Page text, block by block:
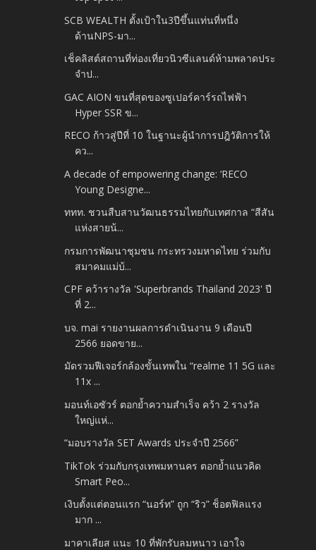
SCB WEALTH ตั้งเป้าใน3ปีขึ้นแท่นที่หนึ่ง
ด้านNPS-มา...
เช็คลิสต์สถานที่ท่องเที่ยวนิวซีแลนด์ห้ามพลาดประ
จำป...
GAC AION ขนที่สุดของซูเปอร์คาร์รถไฟฟ้า
Hyper SSR ข...
RECO ก้าวสู่ปีที่ 10 ในฐานะผู้นำการปฎิวัติการให้
คว...
A decade of empowering change: ‘RECO
Young Designe...
ททท. ชวนสืบสานวัฒนธรรมไทยกับเทศกาล “สีสัน
แห่งสายน้...
กรมการพัฒนาชุมชน กระทรวงมหาดไทย ร่วมกับ
สมาคมแม่บ้...
CPF คว้ารางวัล 'Superbrands Thailand 2023' ปี
ที่ 2...
บจ. mai รายงานผลการดำเนินงาน 9 เดือนปี
2566 ยอดขาย...
มัดรวมฟีเจอร์กล้องขั้นเทพใน “realme 11 5G และ
11x ...
มอนท์เอซัวร์ ตอกย้ำความสำเร็จ คว้า 2 รางวัล
ใหญ่แห่...
“มอบรางวัล SET Awards ประจำปี 2566”
TikTok ร่วมกับกรุงเทพมหานคร ตอกย้ำแนวคิด
Smart Peo...
เงิบตั้งแต่ตอนแรก “นอร์ท” ถูก “ริว” ช็อตฟิลแรง
มาก ...
มาคาเลียส แนะ 10 ที่พักรับลมหนาว เอาใจ